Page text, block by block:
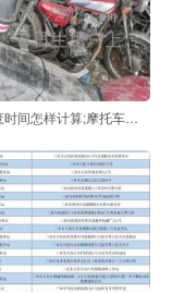
摩托车报废时间怎样计算;摩托车报废从出厂计算还是上